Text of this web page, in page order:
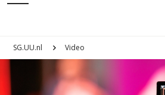
SG.UU.nl Video